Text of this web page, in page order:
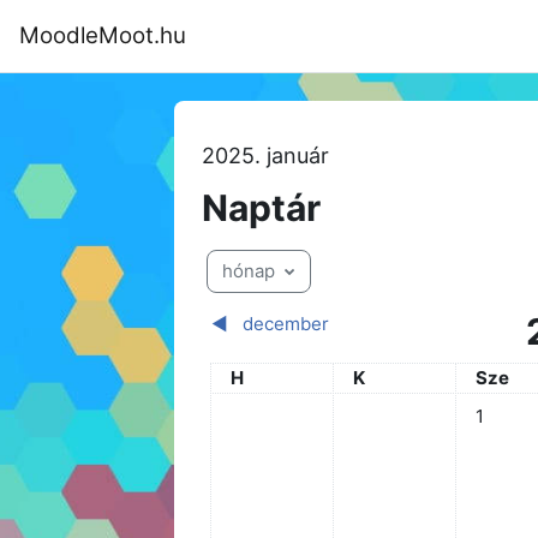
MoodleMoot.hu
2025. január
Naptár
hónap
◀︎ december
Hétfő
H Kedd
K Szerda
Sze
Nincs
1